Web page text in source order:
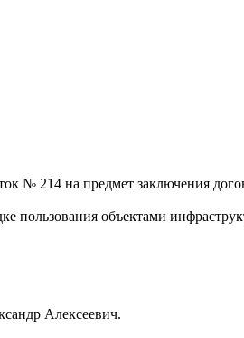
№ 214 на предмет заключения
пользования объектами
Алексеевич.